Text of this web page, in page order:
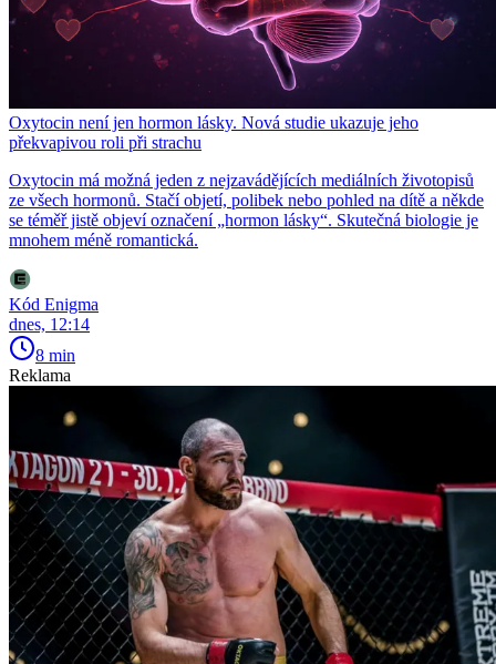
Oxytocin není jen hormon lásky. Nová studie ukazuje jeho
překvapivou roli při strachu
Oxytocin má možná jeden z nejzavádějících mediálních životopisů
ze všech hormonů. Stačí objetí, polibek nebo pohled na dítě a někde
se téměř jistě objeví označení „hormon lásky“. Skutečná biologie je
mnohem méně romantická.
Kód Enigma
dnes, 12:14
8 min
Reklama